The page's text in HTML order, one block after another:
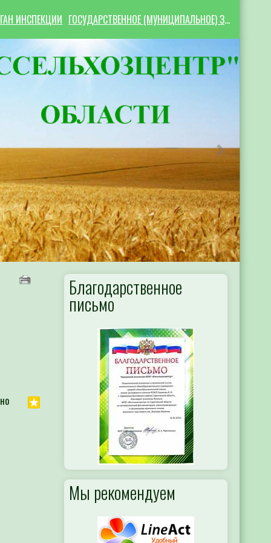
ИНСПЕКЦИИ ГОСУДАРСТВЕННОЕ (МУНИЦИПАЛЬНОЕ) ЗАДАНИЕ
Следующий
Благодарственное
письмо
Мы рекомендуем